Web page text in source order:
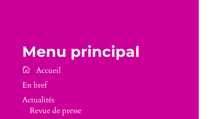
Menu principal
En bref
Actualités
Revue de presse